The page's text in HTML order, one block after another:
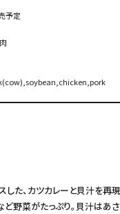
予定
た、カツカレーと貝汁を再現
ど野菜がたっぷり。貝汁はあ